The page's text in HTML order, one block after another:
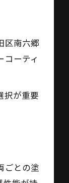
区南六郷
コーティ
択が重要
ごとの塗